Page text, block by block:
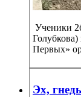
Ученики
Первых»
Эх,